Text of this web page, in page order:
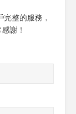
整的服務，
謝！